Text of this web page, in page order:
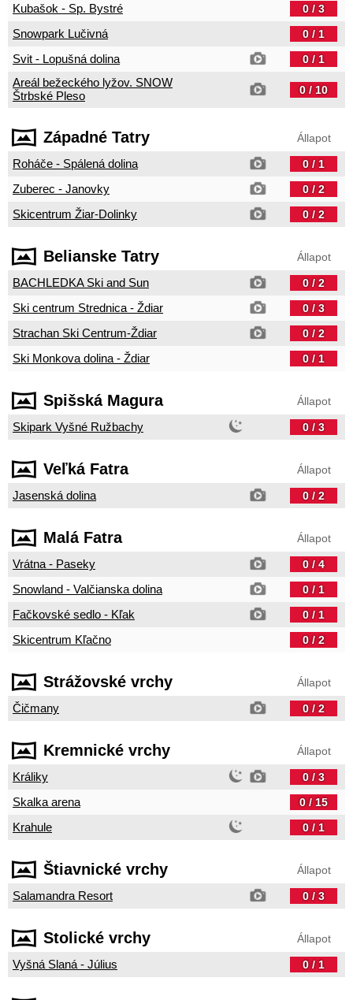
Kubašok - Sp. Bystré 0 / 3
Snowpark Lučivná 0 / 1
Svit - Lopušná dolina 0 / 1
Areál bežeckého lyžov. SNOW
Štrbské Pleso
0 / 10
Západné Tatry Állapot
Roháče - Spálená dolina 0 / 1
Zuberec - Janovky 0 / 2
Skicentrum Žiar-Dolinky 0 / 2
Belianske Tatry Állapot
BACHLEDKA Ski and Sun 0 / 2
Ski centrum Strednica - Ždiar 0 / 3
Strachan Ski Centrum-Ždiar 0 / 2
Ski Monkova dolina - Ždiar 0 / 1
Spišská Magura Állapot
Skipark Vyšné Ružbachy 0 / 3
Veľká Fatra Állapot
Jasenská dolina 0 / 2
Malá Fatra Állapot
Vrátna - Paseky 0 / 4
Snowland - Valčianska dolina 0 / 1
Fačkovské sedlo - Kľak 0 / 1
Skicentrum Kľačno 0 / 2
Strážovské vrchy Állapot
Čičmany 0 / 2
Kremnické vrchy Állapot
Králiky 0 / 3
Skalka arena 0 / 15
Krahule 0 / 1
Štiavnické vrchy Állapot
Salamandra Resort 0 / 3
Stolické vrchy Állapot
Vyšná Slaná - Július 0 / 1